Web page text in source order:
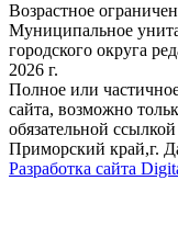
Возрастное
Муниципальное
городского округа
2026 г.
Полное или
сайта, возможно
обязательной
Приморский край,г.
Разработка сайта